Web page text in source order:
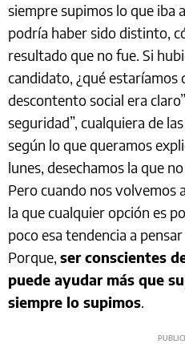
siempre supimos lo que iba
podría haber sido distinto,
resultado que no fue. Si
candidato, ¿qué estaríamos
descontento social era
seguridad”, cualquiera de
según lo que queramos
lunes, desechamos la que
Pero cuando nos volvemos
la que cualquier opción es
poco esa tendencia a
Porque, ser conscientes
puede ayudar más que
siempre lo supimos.